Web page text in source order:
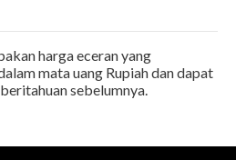
harga eceran yang
mata uang Rupiah dan dapat
sebelumnya.